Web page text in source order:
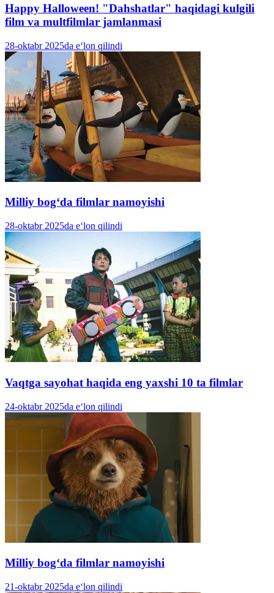
Happy Halloween! "Dahshatlar" haqidagi kulgili
film va multfilmlar jamlanmasi
28-oktabr 2025da e‘lon qilindi
Milliy bogʻda filmlar namoyishi
28-oktabr 2025da e‘lon qilindi
Vaqtga sayohat haqida eng yaxshi 10 ta filmlar
24-oktabr 2025da e‘lon qilindi
Milliy bogʻda filmlar namoyishi
21-oktabr 2025da e‘lon qilindi